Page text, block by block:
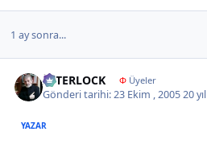
1 ay sonra...
İNTERLOCK ΦÜyeler
Gönderi tarihi:23 Ekim , 200520 yıl
YAZAR